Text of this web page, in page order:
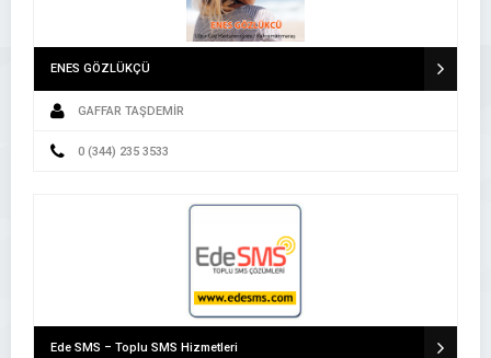
ENES GÖZLÜKÇÜ
GAFFAR TAŞDEMİR
0 (344) 235 3533
Ede SMS – Toplu SMS Hizmetleri